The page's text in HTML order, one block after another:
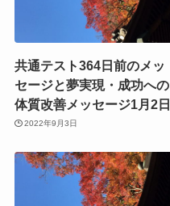
共通テスト364日前のメッ
セージと夢実現・成功への
体質改善メッセージ1月2日
2022年9月3日